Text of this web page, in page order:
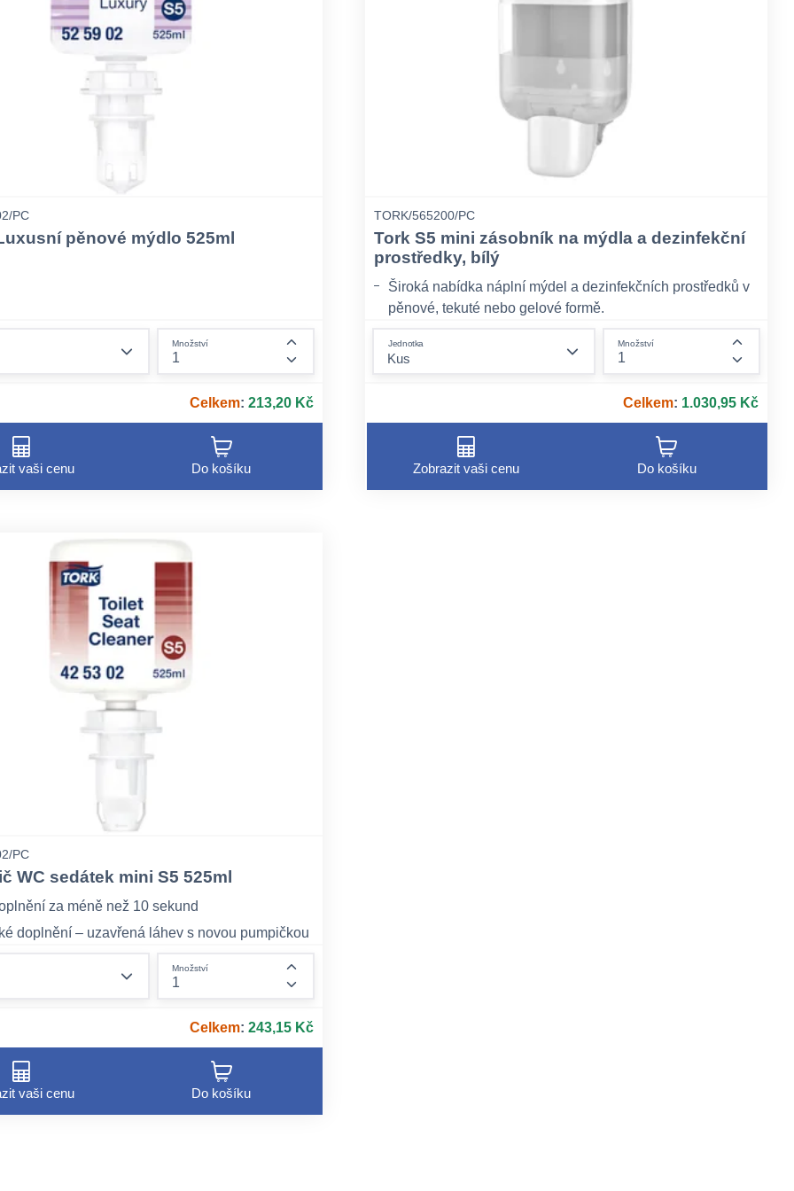
PC
pěnové mýdlo 525ml
Množství
form.increase-amount
Celkem: 213,20 Kč
vaši cenu Do košíku
TORK/565200/PC
Tork S5 mini zásobník na mýdla a dezinfekční
prostředky, bílý
Široká nabídka náplní mýdel a dezinfekčních prostředků v
pěnové, tekuté nebo gelové formě.
Dermatologicky testované produkty s pH šetrným k
Jednotka Množství
Celkem: 1.030,95 Kč
Zobrazit vaši cenu Do košíku
PC
WC sedátek mini S5 525ml
za méně než 10 sekund
doplnění – uzavřená láhev s novou pumpičkou
odpadu: Láhev je smršťovací, a díky tomu
Množství
form.increase-amount
Celkem: 243,15 Kč
vaši cenu Do košíku